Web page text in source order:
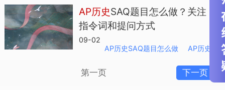
AP历史SAQ题目怎么做？关注
指令词和提问方式
09-02
AP历史SAQ题目怎么做
AP历史
第一页 下一页